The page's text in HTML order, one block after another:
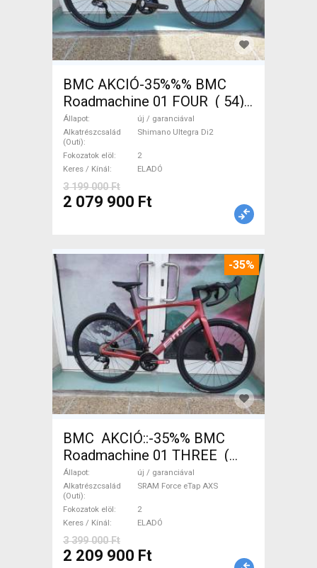
BMC AKCIÓ-35%%% BMC
Roadmachine 01 FOUR ( 54)
Országúti, Triatlon Shimano
Ultegra Di2 tárcsafék új /
garanciával ELADÓ
Állapot
új / garanciával
Alkatrészcsalád
(Outi)
Shimano Ultegra Di2
Fokozatok elöl
2
Keres / Kínál
ELADÓ
3 199 000 Ft
2 079 900 Ft
-35%
BMC AKCIÓ::-35%% BMC
Roadmachine 01 THREE (
54) Országúti SRAM Force
eTap AXS tárcsafék új /
garanciával ELADÓ
Állapot
új / garanciával
Alkatrészcsalád
(Outi)
SRAM Force eTap AXS
Fokozatok elöl
2
Keres / Kínál
ELADÓ
3 399 000 Ft
2 209 900 Ft